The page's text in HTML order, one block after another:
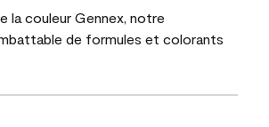
la couleur Gennex, notre
de formules et colorants